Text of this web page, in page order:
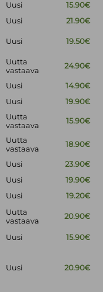
Uusi
15.90€
Uusi
21.90€
Uusi 19.50€
Uutta
vastaava
24.90€
Uusi
14.90€
Uusi 19.90€
Uutta
vastaava
15.90€
Uutta
vastaava
18.90€
Uusi
23.90€
Uusi
19.90€
Uusi
19.20€
Uutta
vastaava
20.90€
Uusi
15.90€
Uusi 20.90€